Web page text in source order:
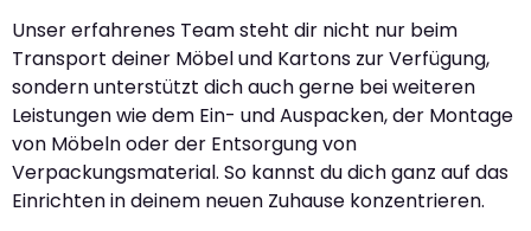
Unser erfahrenes Team steht dir nicht nur beim
Transport deiner Möbel und Kartons zur Verfügung,
sondern unterstützt dich auch gerne bei weiteren
Leistungen wie dem Ein- und Auspacken, der Montage
von Möbeln oder der Entsorgung von
Verpackungsmaterial. So kannst du dich ganz auf das
Einrichten in deinem neuen Zuhause konzentrieren.